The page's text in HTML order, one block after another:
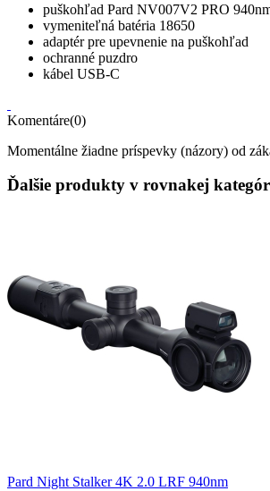
puškohľad Pard NV007V2 PRO
vymeniteľná batéria 18650
adaptér pre upevnenie na puškohľad
ochranné puzdro
kábel USB-C
Komentáre(0)
Momentálne žiadne príspevky (názory) od
Ďalšie produkty v rovnakej
Pard Night Stalker 4K 2.0 LRF 940nm